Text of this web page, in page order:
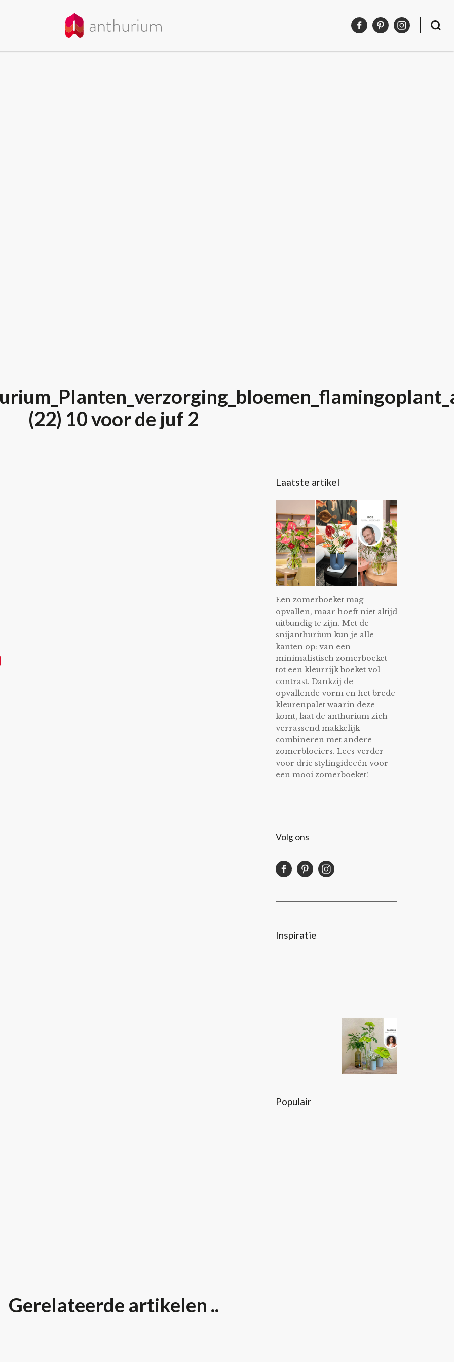
(22) 10 voor de juf 2
Laatste artikel
Een zomerboeket mag
opvallen, maar hoeft niet altijd
uitbundig te zijn. Met de
snijanthurium kun je alle
kanten op: van een
minimalistisch zomerboeket
tot een kleurrijk boeket vol
contrast. Dankzij de
opvallende vorm en het brede
kleurenpalet waarin deze
komt, laat de anthurium zich
verrassend makkelijk
combineren met andere
zomerbloeiers. Lees verder
voor drie stylingideeën voor
een mooi zomerboeket!
Volg ons
Inspiratie
Populair
Gerelateerde artikelen ..